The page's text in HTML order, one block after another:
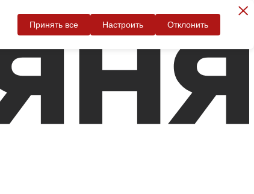
Принять все Настроить Отклонить